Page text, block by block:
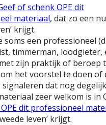
of schenk OPE dit
materiaal, dat zo een
krijgt.
soms een professioneel
timmerman, loodgieter,
zijn praktijk of beroep
het voorstel te doen of
dat nog degelijk
zeer welkom is in
dit professioneel
leven’ krijgt.